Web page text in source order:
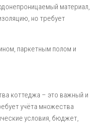
материал,
но требует
коттеджа – это важный и
учёта множества
условия, бюджет,